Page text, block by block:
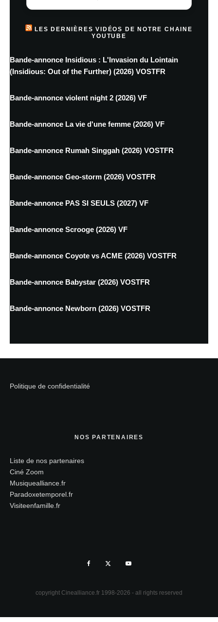
LES DERNIÈRES VIDÉOS DE NOTRE CHAINE
YOUTUBE
Bande-annonce Insidious : L'Invasion du Lointain
(Insidious: Out of the Further) (2026) VOSTFR
Bande-annonce violent night 2 (2026) VF
Bande-annonce La vie d'une femme (2026) VF
Bande-annonce Rumah Singgah (2026) VOSTFR
Bande-annonce Geo-storm (2026) VOSTFR
Bande-annonce PAS SI SEULS (2027) VF
Bande-annonce Scrooge (2026) VF
Bande-annonce Coyote vs ACME (2026) VOSTFR
Bande-annonce Babystar (2026) VOSTFR
Bande-annonce Newborn (2026) VOSTFR
Politique de confidentialité
NOS PARTENAIRES
Liste de nos partenaires
Ciné Zoom
Musiquealliance.fr
Paradoxetemporel.fr
Visiteenfamille.fr
copyright Cinealliance.fr 1998-2026 - all rights reserved